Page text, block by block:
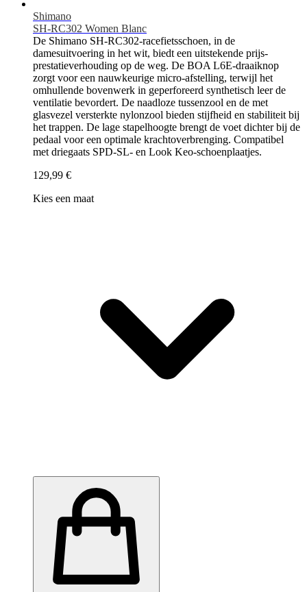
Shimano
SH-RC302 Women Blanc
De Shimano SH-RC302-racefietsschoen, in de
damesuitvoering in het wit, biedt een uitstekende prijs-
prestatieverhouding op de weg. De BOA L6E-draaiknop
zorgt voor een nauwkeurige micro-afstelling, terwijl het
omhullende bovenwerk in geperforeerd synthetisch leer de
ventilatie bevordert. De naadloze tussenzool en de met
glasvezel versterkte nylonzool bieden stijfheid en stabiliteit bij
het trappen. De lage stapelhoogte brengt de voet dichter bij de
pedaal voor een optimale krachtoverbrenging. Compatibel
met driegaats SPD-SL- en Look Keo-schoenplaatjes.
129,99 €
Kies een maat